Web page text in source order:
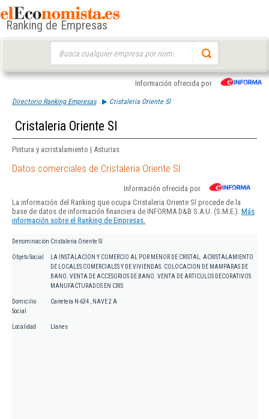
Ranking de Empresas
Información ofrecida por
Directorio Ranking Empresas Cristaleria Oriente Sl
Cristaleria Oriente Sl
Pintura y acristalamiento | Asturias
Datos comerciales de Cristaleria Oriente Sl
Información ofrecida por
La información del Ranking que ocupa Cristaleria Oriente Sl procede de la
base de datos de información financiera de INFORMA D&B S.A.U. (S.M.E.). Más
información sobre el Ranking de Empresas.
Denominación Cristaleria Oriente Sl
Objeto Social
LA INSTALACION Y COMERCIO AL POR MENOR DE CRISTAL. ACRISTALAMIENTO
DE LOCALES COMERCIALES Y DE VIVIENDAS. COLOCACION DE MAMPARAS DE
BANO. VENTA DE ACCESORIOS DE BANO. VENTA DE ARTICULOS DECORATIVOS
MANUFACTURADOS EN CRIS
Domicilio
Social
Carretera N-634 , NAVE 2 A
Localidad Llanes